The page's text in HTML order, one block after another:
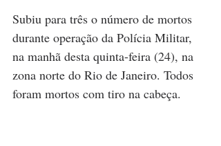
Subiu para três o número de mortos
durante operação da Polícia Militar,
na manhã desta quinta-feira (24), na
zona norte do Rio de Janeiro. Todos
foram mortos com tiro na cabeça.